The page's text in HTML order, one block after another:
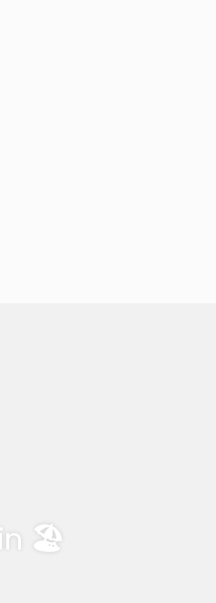
🏖️